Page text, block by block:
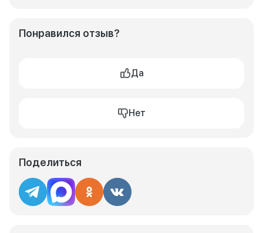
Понравился отзыв?
Да
Нет
Поделиться